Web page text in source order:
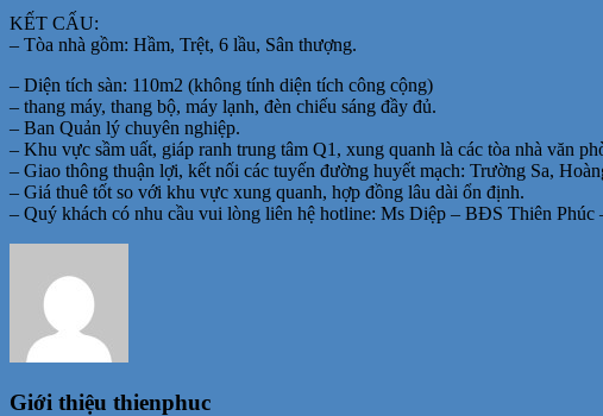
KẾT CẤU:
– Tòa nhà gồm: Hầm, Trệt, 6 lầu, Sân thượng.
– Diện tích sàn: 110m2 (không tính diện tích công cộng)
– thang máy, thang bộ, máy lạnh, đèn chiếu sáng đầy đủ.
– Ban Quản lý chuyên nghiệp.
– Khu vực sầm uất, giáp ranh trung tâm Q1, xung quanh là các tòa nhà văn
– Giao thông thuận lợi, kết nối các tuyến đường huyết mạch: Trường Sa,
– Giá thuê tốt so với khu vực xung quanh, hợp đồng lâu dài ổn định.
– Quý khách có nhu cầu vui lòng liên hệ hotline: Ms Diệp – BĐS Thiên
Giới thiệu thienphuc